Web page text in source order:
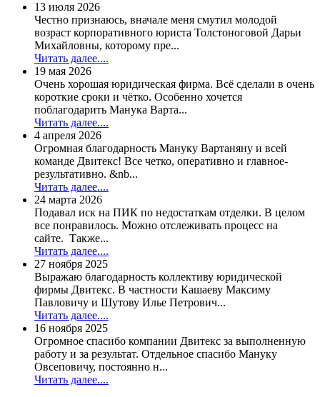
13 июля 2026
Честно признаюсь, вначале меня смутил молодой
возраст корпоративного юриста Толстоноговой Дарьи
Михайловны, которому пре...
Читать далее....
19 мая 2026
Очень хорошая юридическая фирма. Всё сделали в очень
короткие сроки и чётко. Особенно хочется
поблагодарить Манука Варта...
Читать далее....
4 апреля 2026
Огромная благодарность Мануку Вартаняну и всей
команде Двитекс! Все четко, оперативно и главное-
результативно. &nb...
Читать далее....
24 марта 2026
Подавал иск на ПИК по недостаткам отделки. В целом
все понравилось. Можно отслеживать процесс на
сайте. Также...
Читать далее....
27 ноября 2025
Выражаю благодарность коллективу юридической
фирмы Двитекс. В частности Кашаеву Максиму
Павловичу и Шутову Илье Петрович...
Читать далее....
16 ноября 2025
Огромное спасибо компании Двитекс за выполненную
работу и за результат. Отдельное спасибо Мануку
Овсеповичу, постоянно н...
Читать далее....